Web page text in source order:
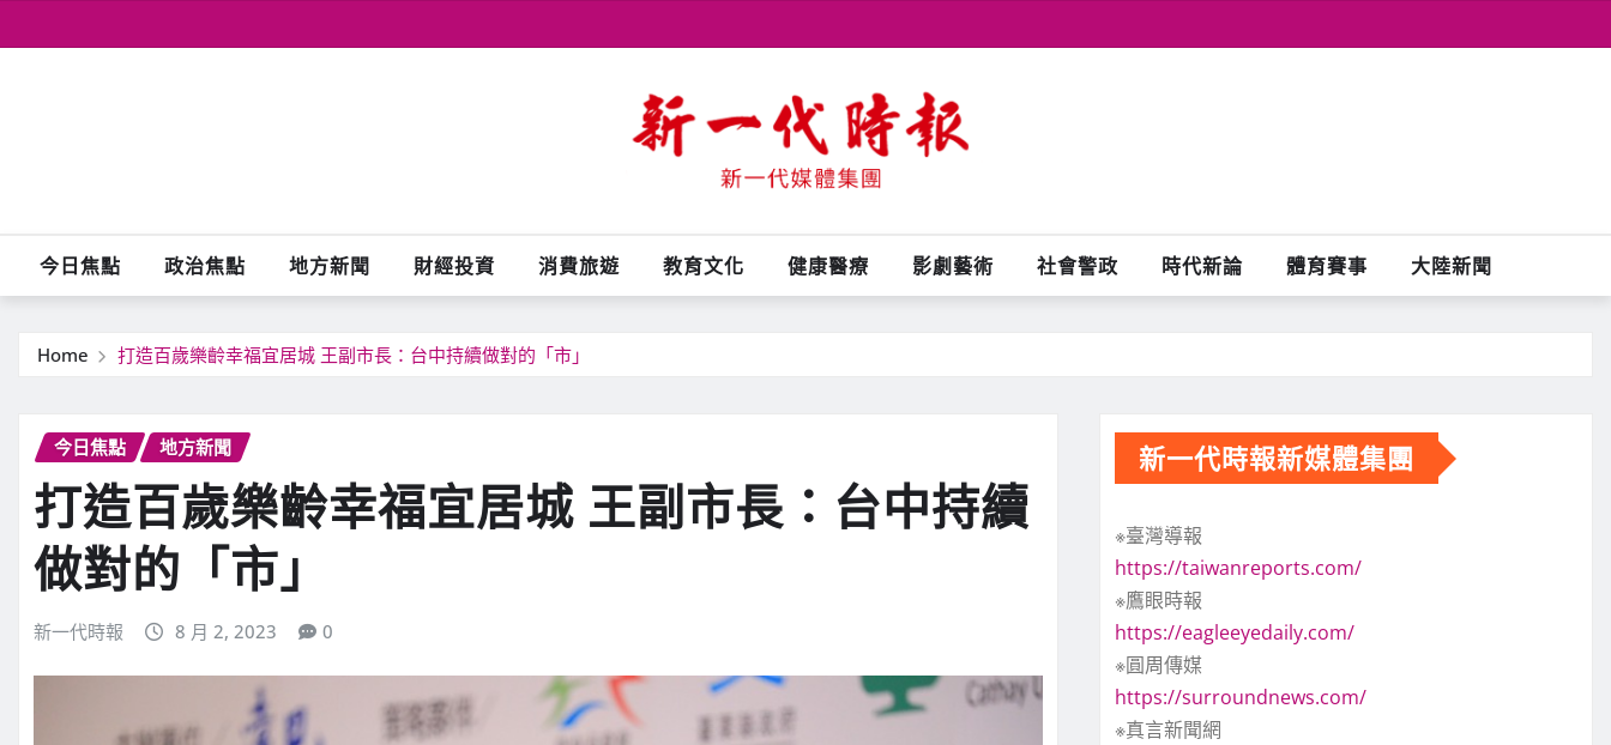
to
今日焦點 政治焦點 地方新聞 財經投資 消費旅遊 教育文化 健康醫療 影劇藝術 社會警政 時代新論 體育賽事 大陸新聞
Home 打造百歲樂齡幸福宜居城 王副市長：台中持續做對的「市」
今日焦點 地方新聞
打造百歲樂齡幸福宜居城 王副市長：台中持續
做對的「市」
新一代時報 8 月 2, 2023 0
新一代時報新媒體集團
※臺灣導報
https://taiwanreports.com/
※鷹眼時報
https://eagleeyedaily.com/
※圓周傳媒
https://surroundnews.com/
※真言新聞網